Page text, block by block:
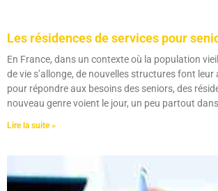
Les résidences de services pour
En France, dans un contexte où la population
de vie s’allonge, de nouvelles structures font
pour répondre aux besoins des seniors, des
nouveau genre voient le jour, un peu partout dans
Lire la suite »